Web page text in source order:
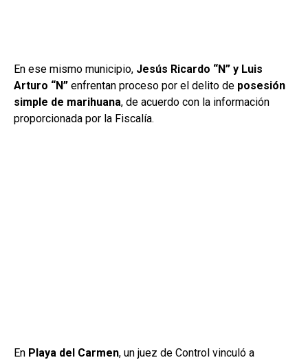
En ese mismo municipio, Jesús Ricardo “N” y Luis
Arturo “N” enfrentan proceso por el delito de posesión
simple de marihuana, de acuerdo con la información
proporcionada por la Fiscalía.
En Playa del Carmen, un juez de Control vinculó a